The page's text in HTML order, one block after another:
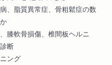
脂質異常症、骨粗鬆症の数
軟骨損傷、椎間板ヘルニ
断
ング